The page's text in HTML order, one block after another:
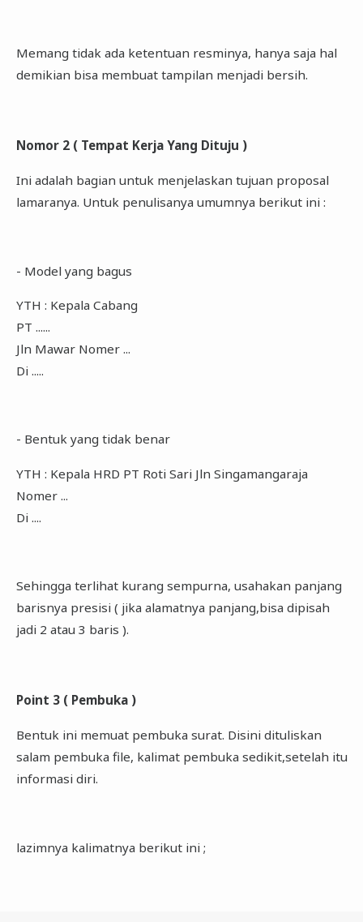
Memang tidak ada ketentuan resminya, hanya saja hal
demikian bisa membuat tampilan menjadi bersih.
Nomor 2 ( Tempat Kerja Yang Dituju )
Ini adalah bagian untuk menjelaskan tujuan proposal
lamaranya. Untuk penulisanya umumnya berikut ini :
- Model yang bagus
YTH : Kepala Cabang
PT ......
Jln Mawar Nomer ...
Di .....
- Bentuk yang tidak benar
YTH : Kepala HRD PT Roti Sari Jln Singamangaraja
Nomer ...
Di ....
Sehingga terlihat kurang sempurna, usahakan panjang
barisnya presisi ( jika alamatnya panjang,bisa dipisah
jadi 2 atau 3 baris ).
Point 3 ( Pembuka )
Bentuk ini memuat pembuka surat. Disini dituliskan
salam pembuka file, kalimat pembuka sedikit,setelah itu
informasi diri.
lazimnya kalimatnya berikut ini ;